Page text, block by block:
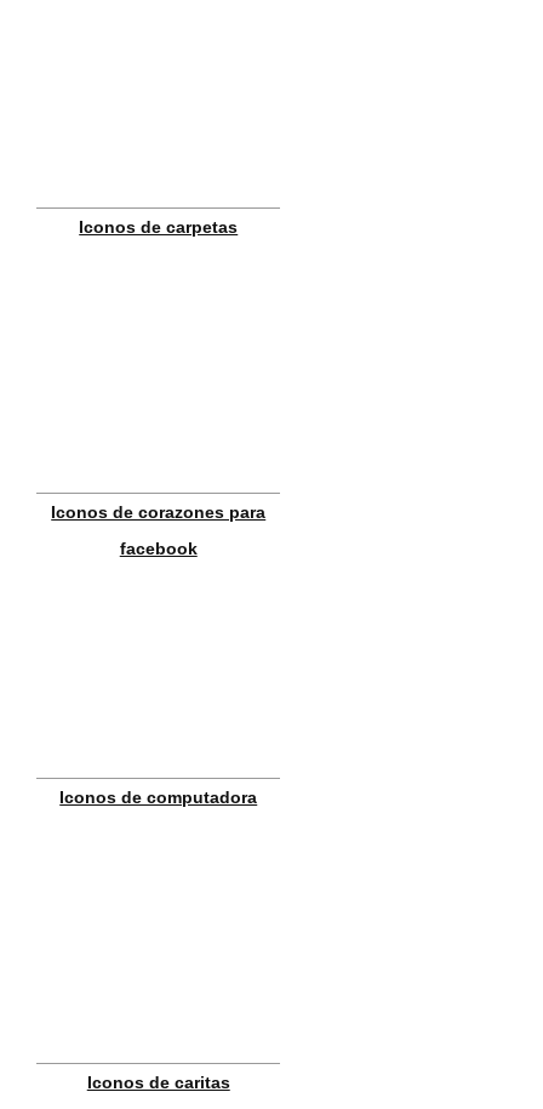
Iconos de carpetas
Iconos de corazones para
facebook
Iconos de computadora
Iconos de caritas